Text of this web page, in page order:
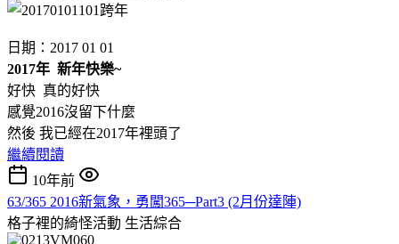
日期：2017 01 01
2017年 新年快樂~
好快 真的好快
感覺2016沒留下什麼
然後 我已經在2017年裡頭了
繼續閱讀
10年前
63/365 2016新氣象，勇闖365─Part3 (2月份達陣)
格子裡的綺怪活動 生活綜合